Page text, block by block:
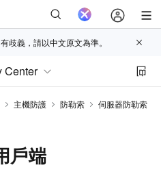
歧義，請以中文原文為準。
Center
主機防護 防勒索
伺服器防勒索
戶端